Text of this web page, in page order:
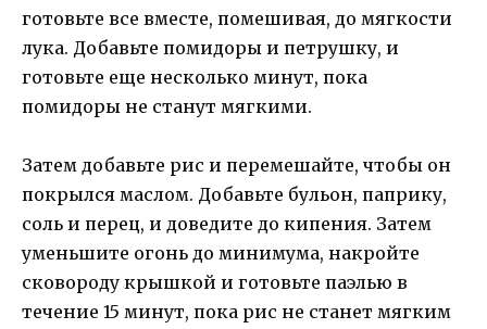
готовьте все вместе, помешивая, до мягкости
лука. Добавьте помидоры и петрушку, и
готовьте еще несколько минут, пока
помидоры не станут мягкими.
Затем добавьте рис и перемешайте, чтобы он
покрылся маслом. Добавьте бульон, паприку,
соль и перец, и доведите до кипения. Затем
уменьшите огонь до минимума, накройте
сковороду крышкой и готовьте паэлью в
течение 15 минут, пока рис не станет мягким